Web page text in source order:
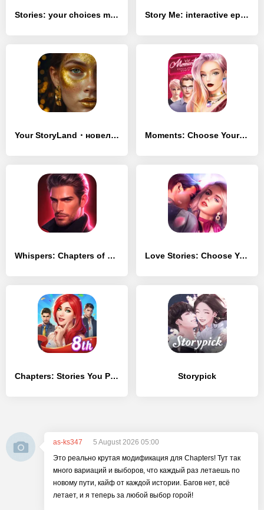
Stories: your choices matter Story Me: interactive episodes by your choices
Your StoryLand・новеллы, романы Moments: Choose Your Story
Whispers: Chapters of Love Love Stories: Choose Your Episode
Chapters: Stories You Play Storypick
as-ks347
5 August 2026 05:00
Это реально крутая модификация для Chapters! Тут так
много вариаций и выборов, что каждый раз летаешь по
новому пути, кайф от каждой истории. Багов нет, всё
летает, и я теперь за любой выбор горой!